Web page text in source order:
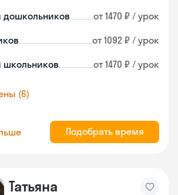
от 1470 ₽ / урок
от 1092 ₽ / урок
школьников от 1470 ₽ / урок
(6)
Подобрать время
Татьяна